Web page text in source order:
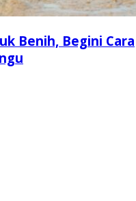
Benih, Begini Cara